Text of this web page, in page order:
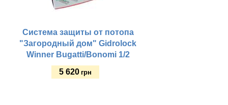
Система защиты от потопа
"Загородный дом" Gidrolock
Winner Bugatti/Bonomi 1/2
5 620 грн